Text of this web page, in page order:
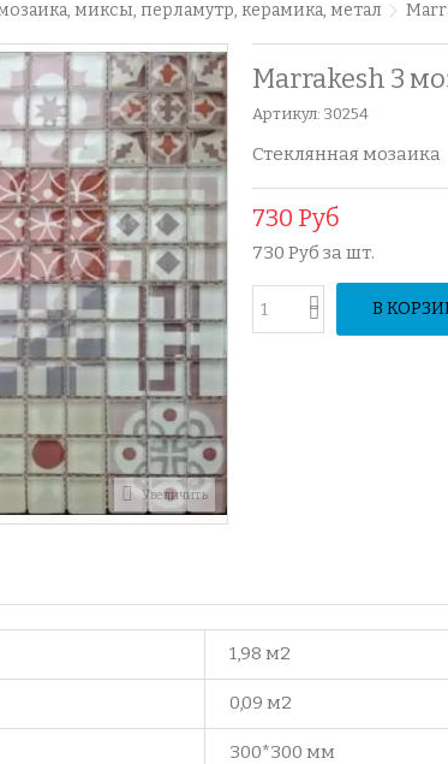
миксы, перламутр, керамика, метал
Увеличить
Marrakesh 3
Артикул: 30254
Стеклянная мозаика
730 Руб
730 Руб за шт.
В
1,98 м2
0,09 м2
300*300 мм